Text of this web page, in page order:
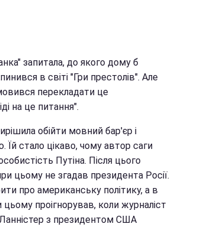
запитала, до якого дому б
в світі "Гри престолів". Але
перекладати це
на це питання".
обійти мовний бар'єр і
стало цікаво, чому автор саги
Путіна. Після цього
цьому не згадав президента Росії.
про американську політику, а в
цьому проігнорував, коли журналіст
з президентом США